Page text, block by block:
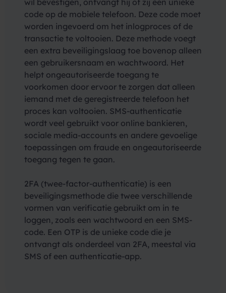
code op de mobiele telefoon. Deze code moet
worden ingevoerd om het inlogproces of de
transactie te voltooien. Deze methode voegt
een extra beveiligingslaag toe bovenop alleen
een gebruikersnaam en wachtwoord. Het
helpt ongeautoriseerde toegang te
voorkomen door ervoor te zorgen dat alleen
iemand met de geregistreerde telefoon het
proces kan voltooien. SMS-authenticatie
wordt veel gebruikt voor online bankieren,
sociale media-accounts en andere gevoelige
toepassingen om fraude en ongeautoriseerde
toegang tegen te gaan.
2FA (twee-factor-authenticatie) is een
beveiligingsmethode die twee verschillende
vormen van verificatie gebruikt om in te
loggen, zoals een wachtwoord en een SMS-
code. Een OTP is de unieke code die je
ontvangt als onderdeel van 2FA, meestal via
SMS of een authenticatie-app.